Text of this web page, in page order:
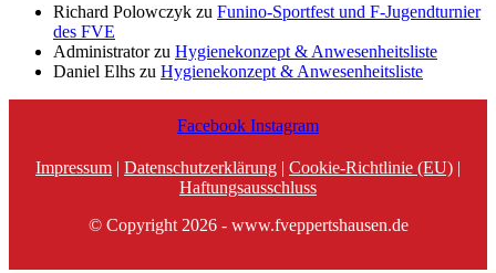
Richard Polowczyk zu Funino-Sportfest und F-Jugendturnier
des FVE
Administratorzu Hygienekonzept & Anwesenheitsliste
Daniel Elhs zu Hygienekonzept & Anwesenheitsliste
Facebook Instagram
Impressum | Datenschutzerklärung | Cookie-Richtlinie (EU) |
Haftungsausschluss
© Copyright 2026 - www.fveppertshausen.de